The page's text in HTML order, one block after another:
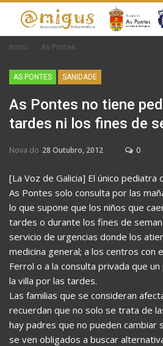
Inicio As Pontes
AS PONTES SANIDADE
As Pontes no tiene
tardes ni los fines de
Nova do 28 Outubro, 2012 0
[La Voz de Galicia] El único pediatra
As Pontes solo consulta por las
lo que supone que los niños que
tardes o durante los fines de
servicio de urgencias donde los
medicina general; a los centros con
Ferrol o a la consulta privada que
la villa por las tardes.
Las familias que se consideran
recuerdan que no solo se trata de
hay padres que no pueden cambiar
se ven obligados a buscar